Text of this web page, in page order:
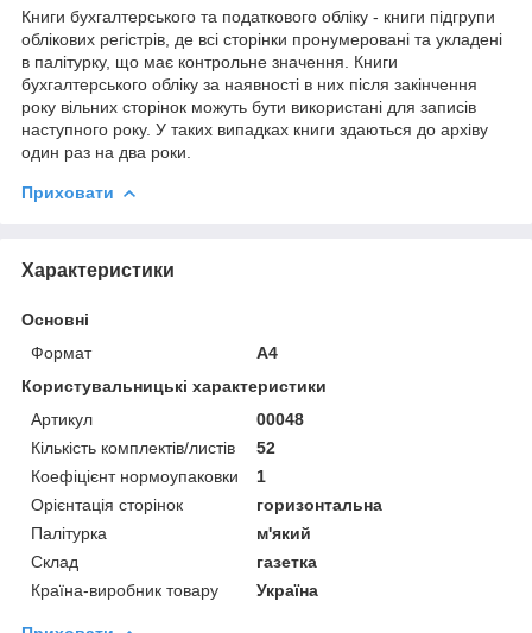
Книги бухгалтерського та податкового обліку - книги підгрупи
облікових регістрів, де всі сторінки пронумеровані та укладені
в палітурку, що має контрольне значення. Книги
бухгалтерського обліку за наявності в них після закінчення
року вільних сторінок можуть бути використані для записів
наступного року. У таких випадках книги здаються до архіву
один раз на два роки.
Приховати
Характеристики
Основні
Формат
A4
Користувальницькі характеристики
Артикул
00048
Кількість комплектів/листів
52
Коефіцієнт нормоупаковки
1
Орієнтація сторінок
горизонтальна
Палітурка
м'який
Склад
газетка
Країна-виробник товару
Україна